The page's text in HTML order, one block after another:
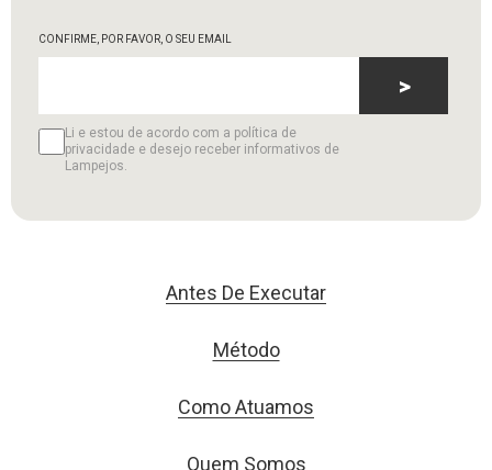
CONFIRME, POR FAVOR, O SEU EMAIL
Li e estou de acordo com a política de
privacidade e desejo receber informativos de
Lampejos.
>
Antes De Executar
Método
Como Atuamos
Quem Somos